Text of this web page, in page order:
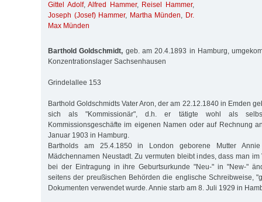
Gittel Adolf,Alfred Hammer, Reisel Hammer,
Joseph (Josef) Hammer, Martha Münden, Dr.
Max Münden
Barthold Goldschmidt, geb. am 20.4.1893 in Hamburg,
Konzentrationslager Sachsenhausen
Grindelallee 153
Barthold Goldschmidts Vater Aron, der am 22.12.1840 in Emden
sich als "Kommissionär", d.h. er tätigte wohl als
Kommissionsgeschäfte im eigenen Namen oder auf Rechnung
Januar 1903 in Hamburg.
Bartholds am 25.4.1850 in London geborene Mutter
Mädchennamen Neustadt. Zu vermuten bleibt indes, dass man
bei der Eintragung in ihre Geburtsurkunde "Neu-" in "New-"
seitens der preußischen Behörden die englische Schreibweise,
Dokumenten verwendet wurde. Annie starb am 8. Juli 1929 in